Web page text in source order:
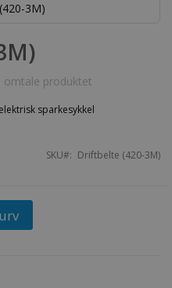
3M)
omtale produktet
sparkesykkel
SKU Driftbelte (420-3M)